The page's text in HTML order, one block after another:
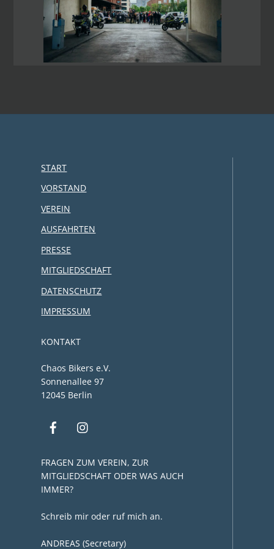
START
VORSTAND
VEREIN
AUSFAHRTEN
PRESSE
MITGLIEDSCHAFT
DATENSCHUTZ
IMPRESSUM
KONTAKT
Chaos Bikers e.V.
Sonnenallee 97
12045 Berlin
FRAGEN ZUM VEREIN, ZUR
MITGLIEDSCHAFT ODER WAS AUCH
IMMER?
Schreib mir oder ruf mich an.
ANDREAS (Secretary)